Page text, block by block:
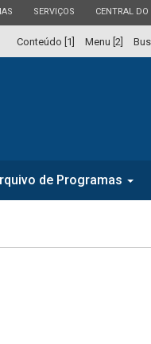
ESTADO
SERVIÇOS ESTADO
CENTRAL
Conteúdo [1] Menu [2]
de Programas